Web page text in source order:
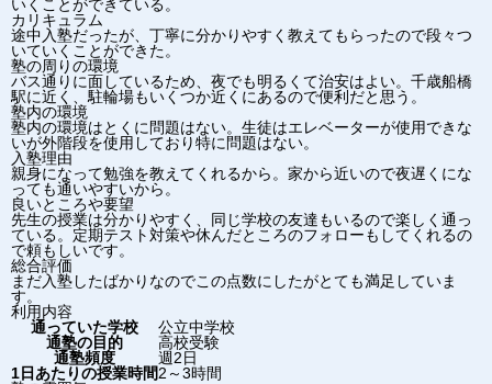
いくことができている。
カリキュラム
途中入塾だったが、丁寧に分かりやすく教えてもらったので段々つ
いていくことができた。
塾の周りの環境
バス通りに面しているため、夜でも明るくて治安はよい。千歳船橋
駅に近く、駐輪場もいくつか近くにあるので便利だと思う。
塾内の環境
塾内の環境はとくに問題はない。生徒はエレベーターが使用できな
いが外階段を使用しており特に問題はない。
入塾理由
親身になって勉強を教えてくれるから。家から近いので夜遅くにな
っても通いやすいから。
良いところや要望
先生の授業は分かりやすく、同じ学校の友達もいるので楽しく通っ
ている。定期テスト対策や休んだところのフォローもしてくれるの
で頼もしいです。
総合評価
まだ入塾したばかりなのでこの点数にしたがとても満足していま
す。
利用内容
通っていた学校
公立中学校
通塾の目的
高校受験
通塾頻度
週2日
1日あたりの授業時間2～3時間